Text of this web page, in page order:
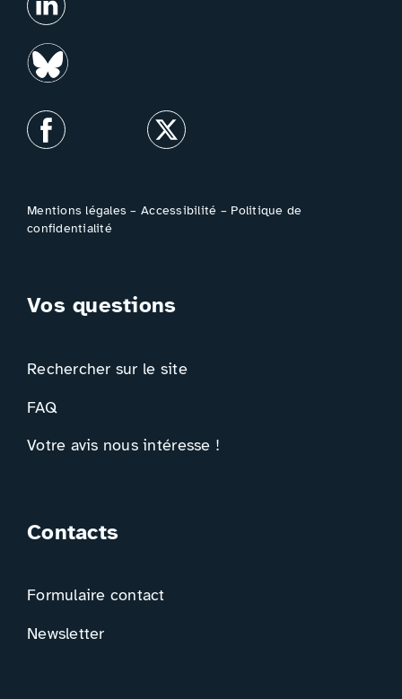
Mentions légales –Accessibilité – Politique de
confidentialité
Vos questions
Rechercher sur le site
FAQ
Votre avis nous intéresse !
Contacts
Formulaire contact
Newsletter